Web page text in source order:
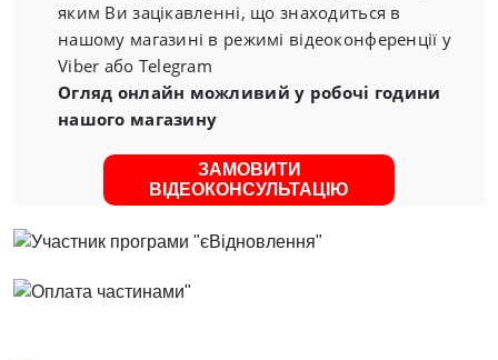
яким Ви зацікавленні, що знаходиться в
нашому магазині в режимі відеоконференції у
Viber або Telegram
Огляд онлайн можливий у робочі години
нашого магазину
ЗАМОВИТИ
ВІДЕОКОНСУЛЬТАЦІЮ